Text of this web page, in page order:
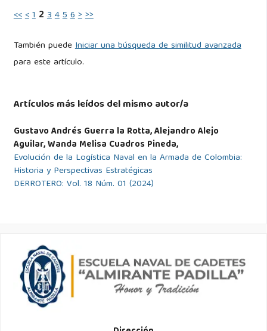
U.N., N. U., & Lacroix, J.-P. (2022). Mum-nu. Accedido el 19
de septiembre de 2024, de
https://resourcehub01.blob.core.windows.net/$web/
smartbook: Guide to designing, planning & conducting
primera edición.
Wade, N. M. (2021). Sustainment & multifunctional logistics:
Guide to operational & tactical level sustainment. The
sustainment-multifunctional-logistics-smartbook-5th-ed/
Yoho, K. D., Rietjens, S., & Tatham, P. (2013). Defence
logistics: An important research field in need of
researchers. International Journal of Physical Distribution
Logistics Management, 43(2), 80–96.
<<<1 2 3456>>>
También puedeIniciar una búsqueda de similitud avanzada
para este artículo.
Artículos más leídos del mismo autor/a
Gustavo Andrés Guerra la Rotta, Alejandro Alejo
Aguilar, Wanda Melisa Cuadros Pineda,
Evolución de la Logística Naval en la Armada de Colombia:
Historia y Perspectivas Estratégicas
DERROTERO: Vol. 18 Núm. 01 (2024)